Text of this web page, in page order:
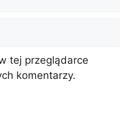
tej przeglądarce
komentarzy.